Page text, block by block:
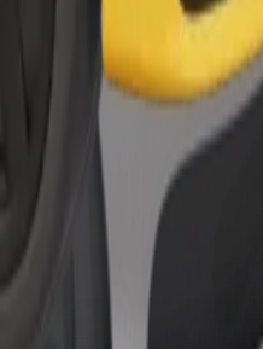
para conocer los límites